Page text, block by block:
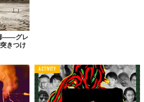
——グレ
きつけ
ACTIVITY